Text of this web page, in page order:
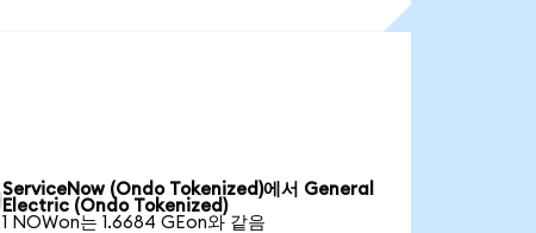
ServiceNow (Ondo Tokenized)에서 General
Electric (Ondo Tokenized)
1 NOWon는 1.6684 GEon와 같음